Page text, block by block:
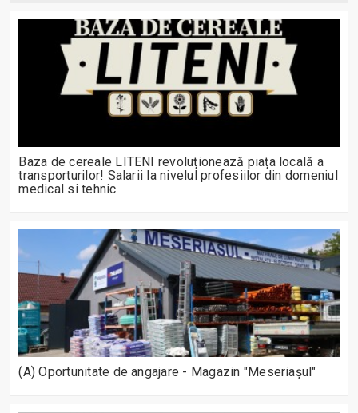
Baza de cereale LITENI revoluționează piața locală a
transporturilor! Salarii la nivelul profesiilor din domeniul
medical si tehnic
(A) Oportunitate de angajare - Magazin "Meseriașul"